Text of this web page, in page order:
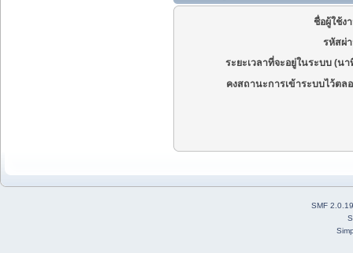
ชื่อผู้ใช้ง
รหัสผ่
ระยะเวลาที่จะอยู่ในระบบ (นา
คงสถานะการเข้าระบบไว้ตล
SMF 2.0.19